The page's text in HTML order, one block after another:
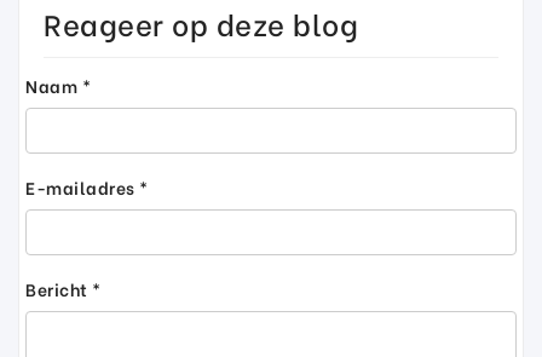
Reageer op deze blog
Naam *
E-mailadres *
Bericht *